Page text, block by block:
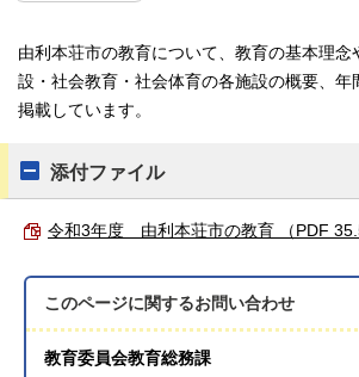
由利本荘市の教育について、教育の基本理念
設・社会教育・社会体育の各施設の概要、年
掲載しています。
添付ファイル
令和3年度 由利本荘市の教育 （PDF
このページに関するお問い合わせ
教育委員会教育総務課